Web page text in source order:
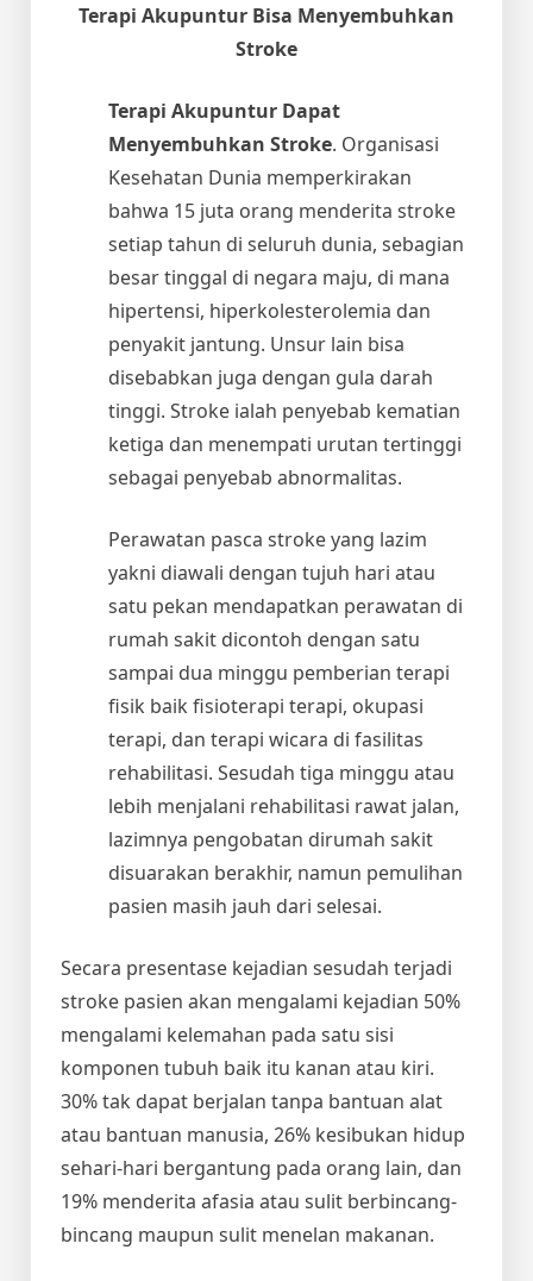
Terapi Akupuntur Bisa Menyembuhkan
Stroke
Terapi Akupuntur Dapat
Menyembuhkan Stroke. Organisasi
Kesehatan Dunia memperkirakan
bahwa 15 juta orang menderita stroke
setiap tahun di seluruh dunia, sebagian
besar tinggal di negara maju, di mana
hipertensi, hiperkolesterolemia dan
penyakit jantung. Unsur lain bisa
disebabkan juga dengan gula darah
tinggi. Stroke ialah penyebab kematian
ketiga dan menempati urutan tertinggi
sebagai penyebab abnormalitas.
Perawatan pasca stroke yang lazim
yakni diawali dengan tujuh hari atau
satu pekan mendapatkan perawatan di
rumah sakit dicontoh dengan satu
sampai dua minggu pemberian terapi
fisik baik fisioterapi terapi, okupasi
terapi, dan terapi wicara di fasilitas
rehabilitasi. Sesudah tiga minggu atau
lebih menjalani rehabilitasi rawat jalan,
lazimnya pengobatan dirumah sakit
disuarakan berakhir, namun pemulihan
pasien masih jauh dari selesai.
Secara presentase kejadian sesudah terjadi
stroke pasien akan mengalami kejadian 50%
mengalami kelemahan pada satu sisi
komponen tubuh baik itu kanan atau kiri.
30% tak dapat berjalan tanpa bantuan alat
atau bantuan manusia, 26% kesibukan hidup
sehari-hari bergantung pada orang lain, dan
19% menderita afasia atau sulit berbincang-
bincang maupun sulit menelan makanan.